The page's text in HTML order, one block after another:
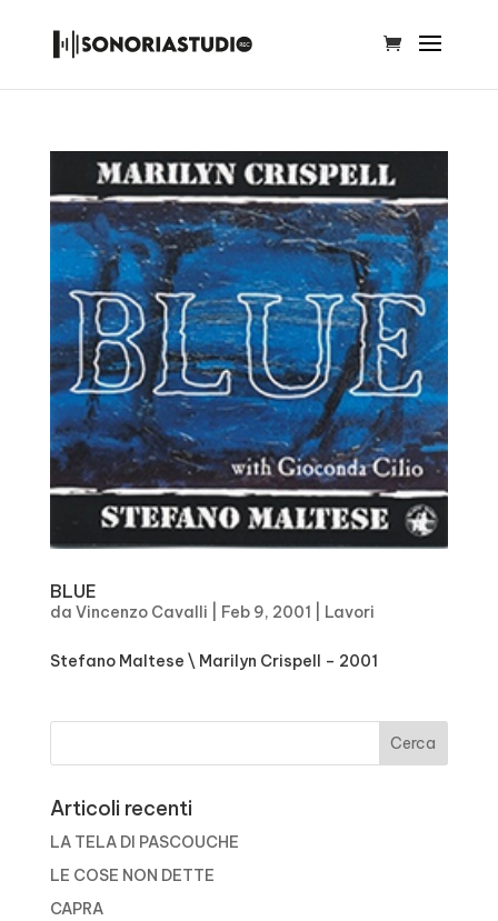
BLUE
da Vincenzo Cavalli Feb 9, 2001 Lavori
Stefano Maltese \ Marilyn Crispell – 2001
Articoli recenti
LA TELA DI PASCOUCHE
LE COSE NON DETTE
CAPRA